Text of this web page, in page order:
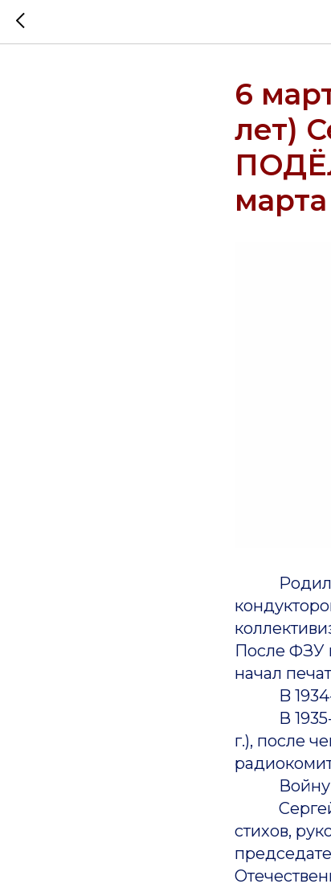
6
лет)
Родился
После ФЗУ
начал
B 1934-м
В 1935-м
г.), после
Войну
Сергей
стихов,